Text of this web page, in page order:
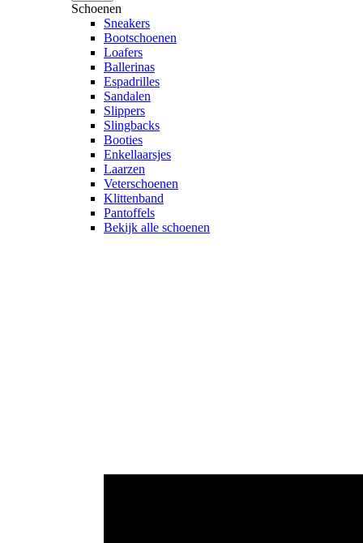
Schoenen
Sneakers
Bootschoenen
Loafers
Ballerinas
Espadrilles
Sandalen
Slippers
Slingbacks
Booties
Enkellaarsjes
Laarzen
Veterschoenen
Klittenband
Pantoffels
Bekijk alle schoenen